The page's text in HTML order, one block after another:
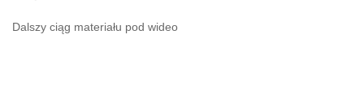
Dalszy ciąg materiału pod wideo